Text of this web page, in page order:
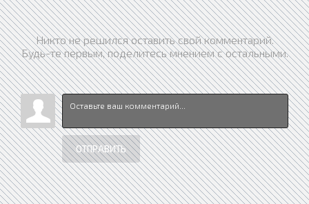
Никто не решился оставить свой комментарий.
Будь-те первым, поделитесь мнением с остальными.
ОТПРАВИТЬ